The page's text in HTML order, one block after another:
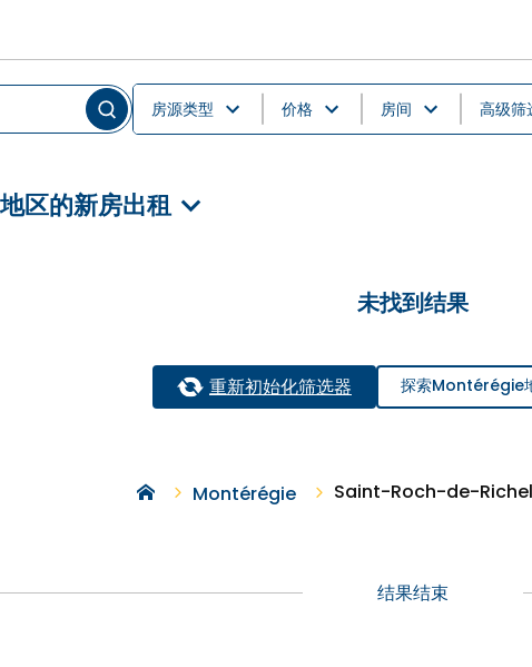
房源类型 价格 房间 高级筛
区的新房出租
未找到结果
重新初始化筛选器 探索Montérégie
Montérégie Saint-Roch-de-
结果结束